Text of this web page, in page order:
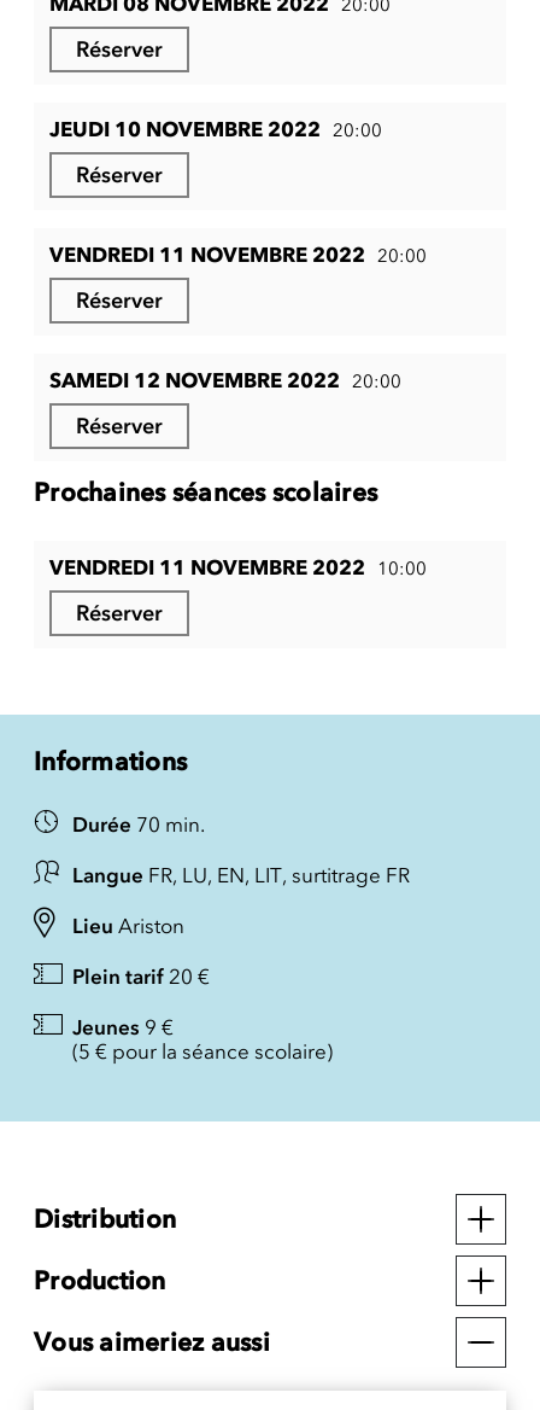
20:00
Réserver
JEUDI 10 NOVEMBRE 2022 20:00
Réserver
VENDREDI 11 NOVEMBRE 2022 20:00
Réserver
SAMEDI 12 NOVEMBRE 2022 20:00
Réserver
Prochaines séances scolaires
VENDREDI 11 NOVEMBRE 2022 10:00
Réserver
Informations
Durée 70 min.
Langue FR, LU, EN, LIT, surtitrage FR
Lieu Ariston
Plein tarif 20 €
Jeunes 9 €
(5 € pour la séance scolaire)
Distribution
Production
Vous aimeriez aussi